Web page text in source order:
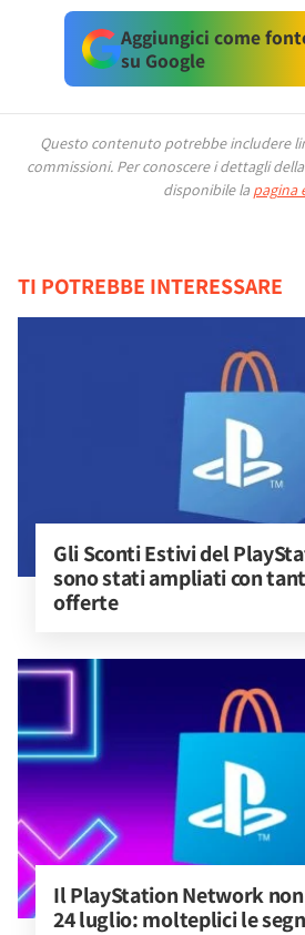
Aggiungici come
su Google
Questo contenuto potrebbe includere
commissioni. Per conoscere i dettagli
disponibile la pagina
TI POTREBBE INTERESSARE
Gli Sconti Estivi del
sono stati ampliati con
offerte
Il PlayStation Network
24 luglio: molteplici le